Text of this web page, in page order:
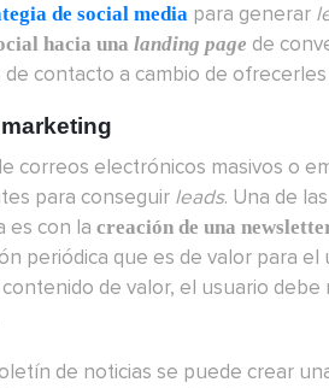
de social media para generar
hacia una landing page de
de contacto a cambio de
correos electrónicos masivos o
para conseguir leads. Una de
es con la creación de una
periódica que es de valor para
contenido de valor, el usuario
de noticias se puede crear